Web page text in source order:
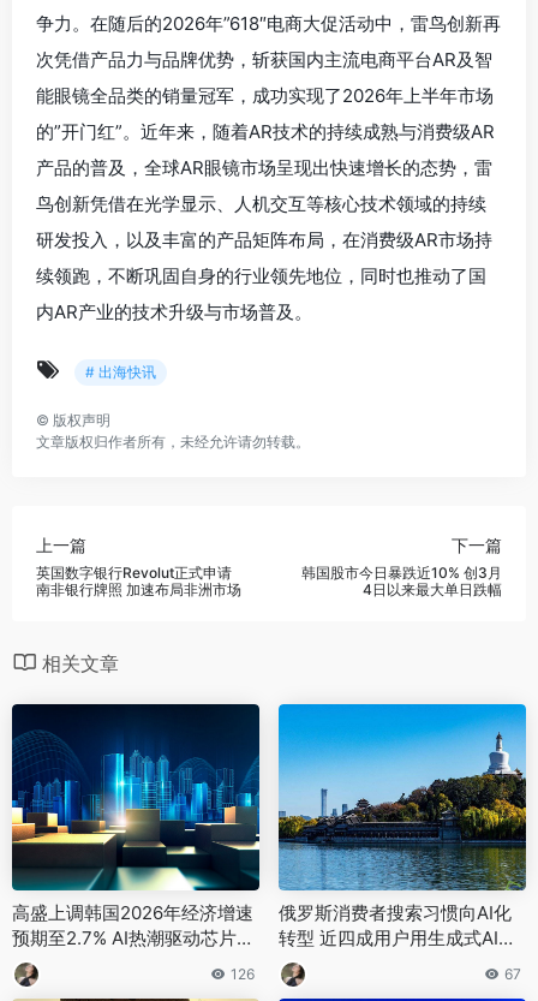
争力。在随后的2026年”618″电商大促活动中，雷鸟创新再
次凭借产品力与品牌优势，斩获国内主流电商平台AR及智
能眼镜全品类的销量冠军，成功实现了2026年上半年市场
的”开门红”。近年来，随着AR技术的持续成熟与消费级AR
产品的普及，全球AR眼镜市场呈现出快速增长的态势，雷
鸟创新凭借在光学显示、人机交互等核心技术领域的持续
研发投入，以及丰富的产品矩阵布局，在消费级AR市场持
续领跑，不断巩固自身的行业领先地位，同时也推动了国
内AR产业的技术升级与市场普及。
# 出海快讯
© 版权声明
文章版权归作者所有，未经允许请勿转载。
上一篇
英国数字银行Revolut正式申请
南非银行牌照 加速布局非洲市场
下一篇
韩国股市今日暴跌近10% 创3月
4日以来最大单日跌幅
相关文章
高盛上调韩国2026年经济增速
预期至2.7% AI热潮驱动芯片行
业进入强周期
126
俄罗斯消费者搜索习惯向AI化
转型 近四成用户用生成式AI找
商品 服饰电子问答式检索增速
最快
67